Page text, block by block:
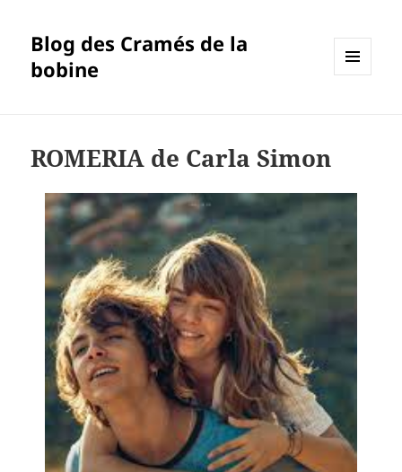
Blog des Cramés de la
bobine
ROMERIA de Carla Simon